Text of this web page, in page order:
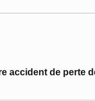
accident de perte